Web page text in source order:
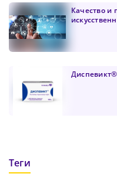
Качество и
Диспевикт®
Теги